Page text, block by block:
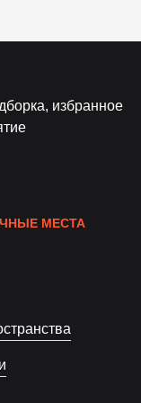
избранное
МЕСТА